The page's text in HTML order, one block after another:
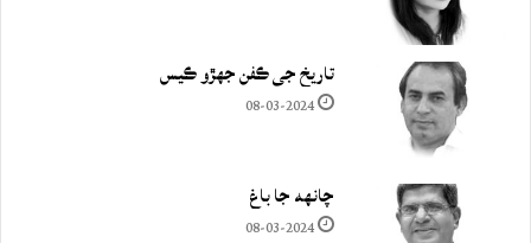
تاريخ جي ڪفن جھڙو ڪيس
08-03-2024
چانهه جا باغ
08-03-2024